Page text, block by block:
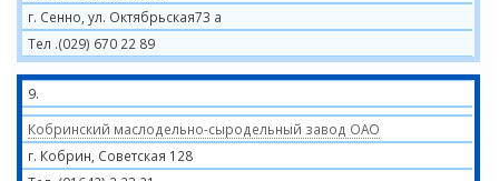
г. Сенно, ул. Октябрьская73 а
Тел .(029) 670 22 89
9.
Кобринский маслодельно-сыродельный завод ОАО
г. Кобрин, Советская 128